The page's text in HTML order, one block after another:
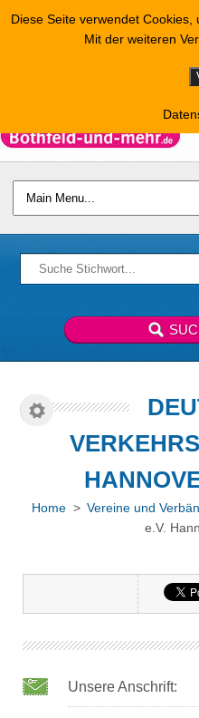
Home> Vereine und
e.V.
Unsere Anschrift:
Diese Seite verwendet
Mit der weiteren